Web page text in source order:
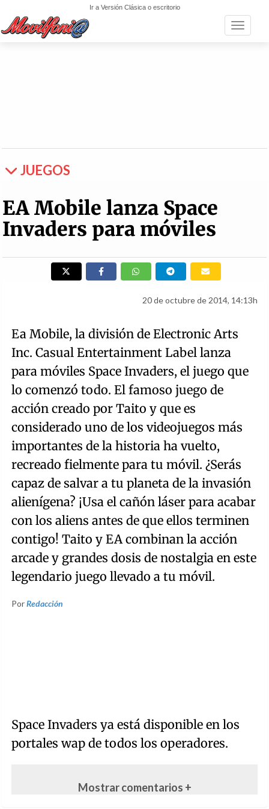
Ir a Versión Clásica o escritorio
Toggle
JUEGOS
EA Mobile lanza Space
Invaders para móviles
20 de octubre de 2014, 14:13h
Ea Mobile, la división de Electronic Arts
Inc. Casual Entertainment Label lanza
para móviles Space Invaders, el juego que
lo comenzó todo. El famoso juego de
acción creado por Taito y que es
considerado uno de los videojuegos más
importantes de la historia ha vuelto,
recreado fielmente para tu móvil. ¿Serás
capaz de salvar a tu planeta de la invasión
alienígena? ¡Usa el cañón láser para acabar
con los aliens antes de que ellos terminen
contigo! Taito y EA combinan la acción
arcade y grandes dosis de nostalgia en este
legendario juego llevado a tu móvil.
PorRedacción
Space Invaders ya está disponible en los
portales wap de todos los operadores.
Mostrar comentarios +